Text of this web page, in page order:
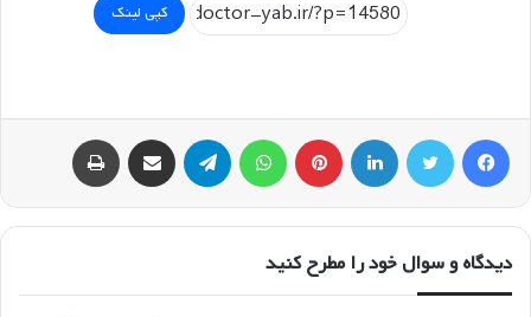
کپی لینک
فیسبوک توییتر لینکداین پینتریست تلگرام اشتراک گذاری با ایمیل
دیدگاه و سوال خود را مطرح کنید